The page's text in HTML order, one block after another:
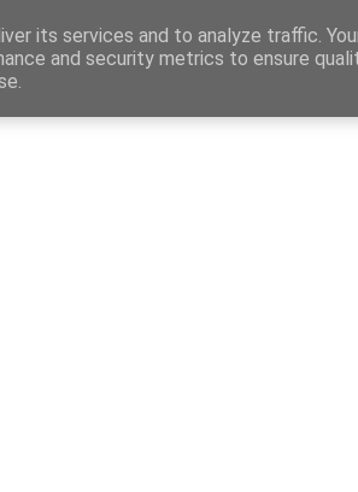
Αγγελίες Εργασίας
its services and to analyze traffic.
and security metrics to ensure